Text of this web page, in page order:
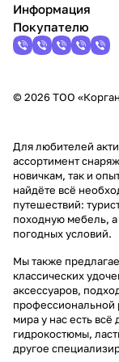
Информация
Покупателю
© 2026 ТОО
Для любителей
ассортимент
новичкам, так и
найдёте всё
путешествий:
походную мебель,
погодных условий.
Мы также
классических
аксессуаров,
профессиональной
мира у нас есть
гидрокостюмы,
другое